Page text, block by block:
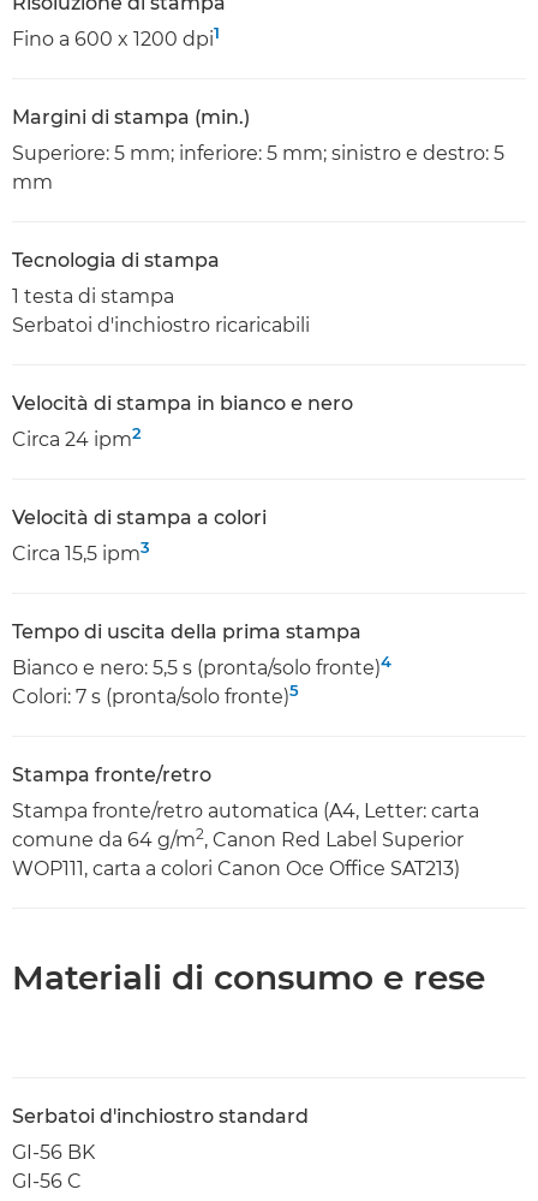
Fino a 600 x 1200 dpi1
Margini di stampa (min.)
Superiore: 5 mm; inferiore: 5 mm; sinistro e destro: 5
mm
Tecnologia di stampa
1 testa di stampa
Serbatoi d'inchiostro ricaricabili
Velocità di stampa in bianco e nero
Circa 24 ipm2
Velocità di stampa a colori
Circa 15,5 ipm3
Tempo di uscita della prima stampa
Bianco e nero: 5,5 s (pronta/solo fronte)4
Colori: 7 s (pronta/solo fronte)5
Stampa fronte/retro
Stampa fronte/retro automatica (A4, Letter: carta
comune da 64 g/m2, Canon Red Label Superior
WOP111, carta a colori Canon Oce Office SAT213)
Materiali di consumo e rese
Serbatoi d'inchiostro standard
GI-56 BK
GI-56 C